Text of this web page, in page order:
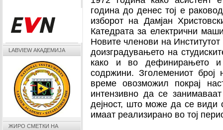
година до денес тој е
изборот на Дамјан
Катедрата за електрични
Новите членови на
доизградувањето на
како и во дефинирањето
содржини. Зголемениот
време овозможил покрај
интензивно да се
дејност, што може да се види
имаат реализирано во тој
LABVIEW АКАДЕМИЈА
ЖИРО СМЕТКИ НА